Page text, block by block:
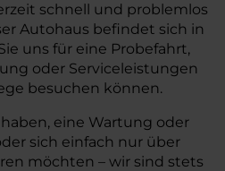
schnell und problemlos
Autohaus befindet sich in
uns für eine Probefahrt,
oder Serviceleistungen
besuchen können.
haben, eine Wartung oder
sich einfach nur über
möchten – wir sind stets